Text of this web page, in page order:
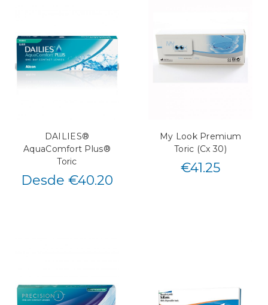
DAILIES®
AquaComfort Plus®
Toric
Desde €40.20
My Look Premium
Toric (Cx 30)
€41.25